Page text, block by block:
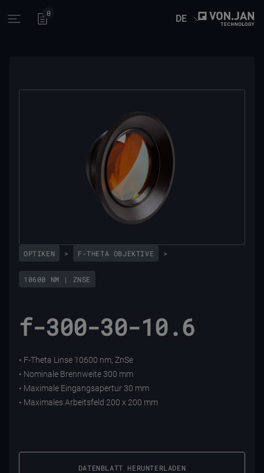
Open main menu
0 DE
OPTIKEN > F-THETA OBJEKTIVE >
10600 NM | ZNSE
f-300-30-10.6
• F-Theta Linse 10600 nm, ZnSe
• Nominale Brennweite 300 mm
• Maximale Eingangsapertur 30 mm
• Maximales Arbeitsfeld 200 x 200 mm
DATENBLATT HERUNTERLADEN